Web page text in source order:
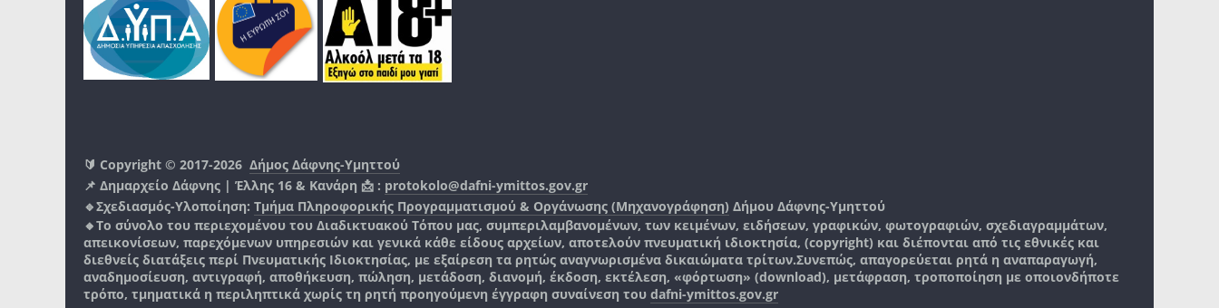
🔰 Copyright © 2017-2026 Δήμος Δάφνης-Υμηττού
📌 Δημαρχείο Δάφνης | Έλλης 16 & Κανάρη 📩 : protokolo@dafni-ymittos.gov.gr
🔹Σχεδιασμός-Υλοποίηση: Τμήμα Πληροφορικής Προγραμματισμού & Οργάνωσης (Μηχανογράφηση) Δήμου Δάφνης-Υμηττού
🔸Το σύνολο του περιεχομένου του Διαδικτυακού Τόπου μας, συμπεριλαμβανομένων, των κειμένων, ειδήσεων, γραφικών, φωτογραφιών, σχεδιαγραμμάτων,
απεικονίσεων, παρεχόμενων υπηρεσιών και γενικά κάθε είδους αρχείων, αποτελούν πνευματική ιδιοκτησία, (copyright) και διέπονται από τις εθνικές και
διεθνείς διατάξεις περί Πνευματικής Ιδιοκτησίας, με εξαίρεση τα ρητώς αναγνωρισμένα δικαιώματα τρίτων.Συνεπώς, απαγορεύεται ρητά η αναπαραγωγή,
αναδημοσίευση, αντιγραφή, αποθήκευση, πώληση, μετάδοση, διανομή, έκδοση, εκτέλεση, «φόρτωση» (download), μετάφραση, τροποποίηση με οποιονδήποτε
τρόπο, τμηματικά η περιληπτικά χωρίς τη ρητή προηγούμενη έγγραφη συναίνεση του dafni-ymittos.gov.gr